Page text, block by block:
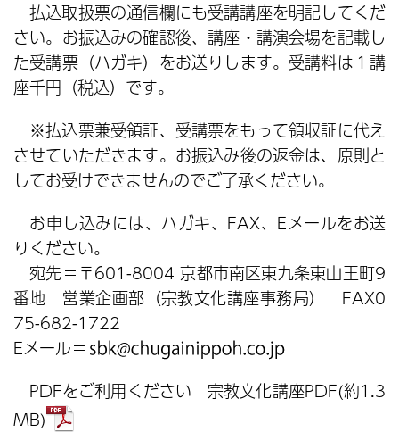
払込取扱票の通信欄にも受講講座を明記してくだ
さい。お振込みの確認後、講座・講演会場を記載し
た受講票（ハガキ）をお送りします。受講料は１講
座千円（税込）です。
※払込票兼受領証、受講票をもって領収証に代え
させていただきます。お振込み後の返金は、原則と
してお受けできませんのでご了承ください。
お申し込みには、ハガキ、FAX、Eメールをお送
りください。
宛先＝〒601-8004 京都市南区東九条東山王町9
番地 営業企画部（宗教文化講座事務局） FAX0
75-682-1722
Eメール＝
PDFをご利用ください 宗教文化講座PDF(約1.3
MB)